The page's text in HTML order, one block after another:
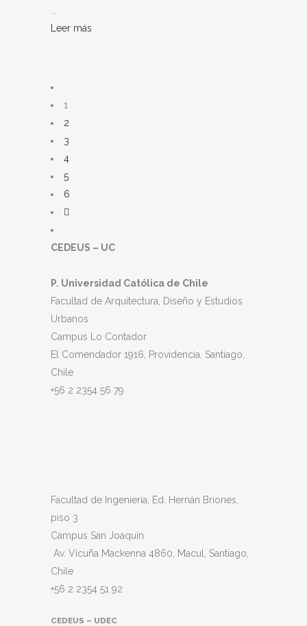
...
Leer más
1
2
3
4
5
6
CEDEUS – UC
P. Universidad Católica de Chile
Facultad de Arquitectura, Diseño y Estudios
Urbanos
Campus Lo Contador
El Comendador 1916, Providencia, Santiago,
Chile
+56 2 2354 56 79
Facultad de Ingeniería, Ed. Hernán Briones,
piso 3
Campus San Joaquín
Av. Vicuña Mackenna 4860, Macul, Santiago,
Chile
+56 2 2354 51 92
CEDEUS – UDEC